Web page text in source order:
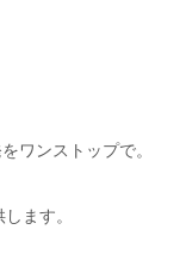
ワンストップで。
ます。